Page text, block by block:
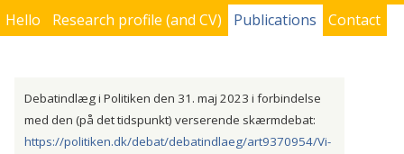
Hello Research profile (and CV) Publications Contact
Debatindlæg i Politiken den 31. maj 2023 i forbindelse
med den (på det tidspunkt) verserende skærmdebat:
https://politiken.dk/debat/debatindlaeg/art9370954/Vi-